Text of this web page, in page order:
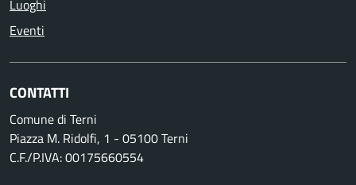
Luoghi
Eventi
CONTATTI
Comune di Terni
Piazza M. Ridolfi, 1 - 05100 Terni
C.F./P.IVA: 00175660554